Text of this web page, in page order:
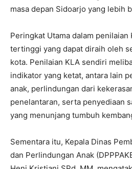
masa depan Sidoarjo yang lebih
Peringkat Utama dalam penilaian
tertinggi yang dapat diraih oleh
kota. Penilaian KLA sendiri
indikator yang ketat, antara lain
anak, perlindungan dari
penelantaran, serta penyediaan
yang menunjang tumbuh
Sementara itu, Kepala Dinas
dan Perlindungan Anak